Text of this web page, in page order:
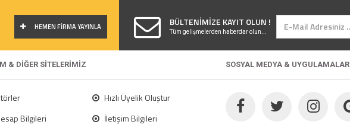
HEMEN FİRMA YAYINLA BÜLTENİMİZE KAYIT OLUN !
Tüm gelişmelerden haberdar olun...
& DİĞER SİTELERİMİZ SOSYAL MEDYA & UYGULAMALAR
Hızlı Üyelik Oluştur
Bilgileri
İletişim Bilgileri